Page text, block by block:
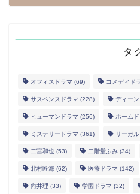
タ
オフィスドラマ (69) コメディド
サスペンスドラマ (228) ディー
ヒューマンドラマ (256) ホーム
ミステリードラマ (361) リーガ
二宮和也 (53) 二階堂ふみ (34)
北村匠海 (62) 医療ドラマ (142)
向井理 (33) 学園ドラマ (32)